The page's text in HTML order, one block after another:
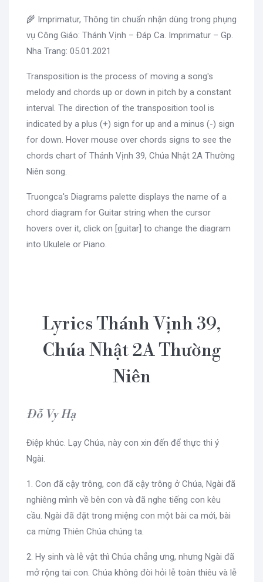
🌾 Imprimatur, Thông tin chuẩn nhận dùng trong phụng
vụ Công Giáo: Thánh Vịnh – Đáp Ca. Imprimatur – Gp.
Nha Trang: 05.01.2021
Transposition is the process of moving a song's
melody and chords up or down in pitch by a constant
interval. The direction of the transposition tool is
indicated by a plus (+) sign for up and a minus (-) sign
for down. Hover mouse over chords signs to see the
chords chart of Thánh Vịnh 39, Chúa Nhật 2A Thường
Niên song.
Truongca's Diagrams palette displays the name of a
chord diagram for Guitar string when the cursor
hovers over it, click on [guitar] to change the diagram
into Ukulele or Piano.
Lyrics Thánh Vịnh 39,
Chúa Nhật 2A Thường
Niên
Đỗ Vy Hạ
Điệp khúc. Lạy Chúa, này con xin đến để thực thi ý
Ngài.
1. Con đã cậy trông, con đã cậy trông ở Chúa, Ngài đã
nghiêng mình về bên con và đã nghe tiếng con kêu
cầu. Ngài đã đặt trong miệng con một bài ca mới, bài
ca mừng Thiên Chúa chúng ta.
2. Hy sinh và lễ vật thì Chúa chẳng ưng, nhưng Ngài đã
mở rộng tai con. Chúa không đòi hỏi lễ toàn thiêu và lễ